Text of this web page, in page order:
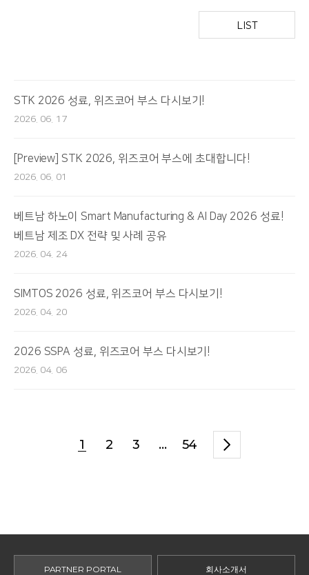
LIST
STK 2026 성료, 위즈코어 부스 다시보기!
2026. 06. 17
[Preview] STK 2026, 위즈코어 부스에 초대합니다!
2026. 06. 01
베트남 하노이 Smart Manufacturing & AI Day 2026 성료!
베트남 제조 DX 전략 및 사례 공유
2026. 04. 24
SIMTOS 2026 성료, 위즈코어 부스 다시보기!
2026. 04. 20
2026 SSPA 성료, 위즈코어 부스 다시보기!
2026. 04. 06
1 2 3 ... 54
PARTNER PORTAL 회사소개서